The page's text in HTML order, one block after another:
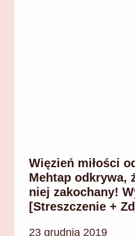
Więzień miłości
Mehtap odkrywa,
niej zakochany!
[Streszczenie +
23 grudnia 2019